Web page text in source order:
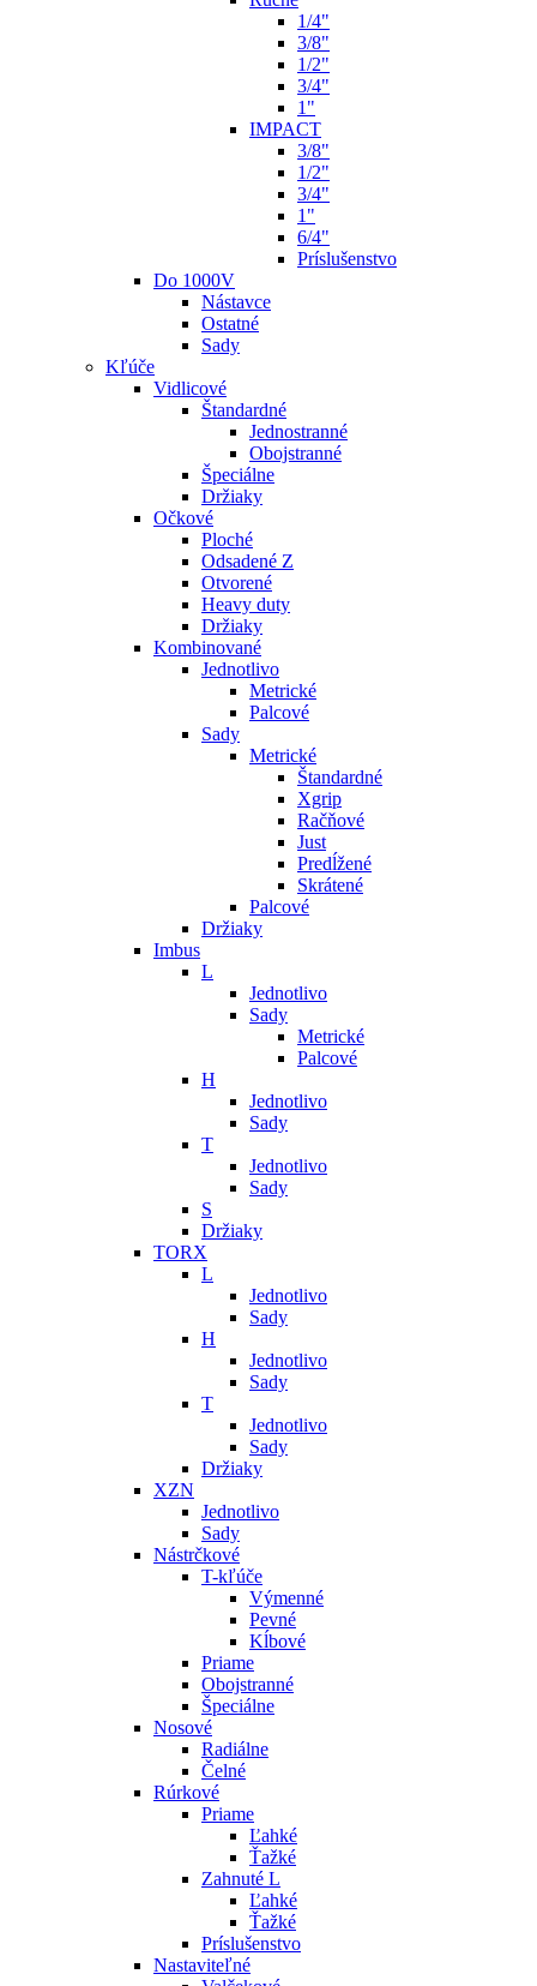
1/4"
3/8"
1/2"
3/4"
1"
IMPACT
3/8"
1/2"
3/4"
1"
6/4"
Príslušenstvo
Do 1000V
Nástavce
Ostatné
Sady
Kľúče
Vidlicové
Štandardné
Jednostranné
Obojstranné
Špeciálne
Držiaky
Očkové
Ploché
Odsadené Z
Otvorené
Heavy duty
Držiaky
Kombinované
Jednotlivo
Metrické
Palcové
Sady
Metrické
Štandardné
Xgrip
Račňové
Just
Predĺžené
Skrátené
Palcové
Držiaky
Imbus
L
Jednotlivo
Sady
Metrické
Palcové
H
Jednotlivo
Sady
T
Jednotlivo
Sady
S
Držiaky
TORX
L
Jednotlivo
Sady
H
Jednotlivo
Sady
T
Jednotlivo
Sady
Držiaky
XZN
Jednotlivo
Sady
Nástrčkové
T-kľúče
Výmenné
Pevné
Kĺbové
Priame
Obojstranné
Špeciálne
Nosové
Radiálne
Čelné
Rúrkové
Priame
Ľahké
Ťažké
Zahnuté L
Ľahké
Ťažké
Príslušenstvo
Nastaviteľné